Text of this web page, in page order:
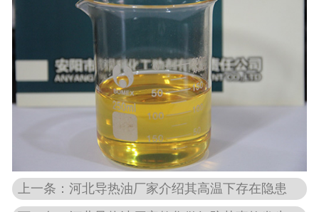
上一条：河北导热油厂家介绍其高温下存在隐患